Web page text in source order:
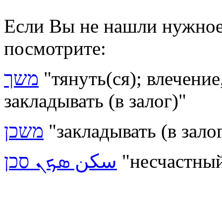
Если Вы не нашли нужное
посмотрите:
משך "тянуть(ся);
закладывать (в залог)"
משכן "закладывать (в
سكن ܣܟܢ סכן